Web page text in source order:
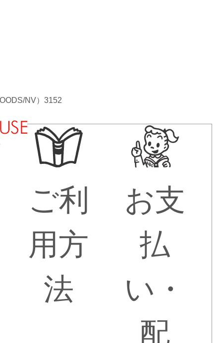
NV）3152
ご利
用方
法
お支
払
い・
配